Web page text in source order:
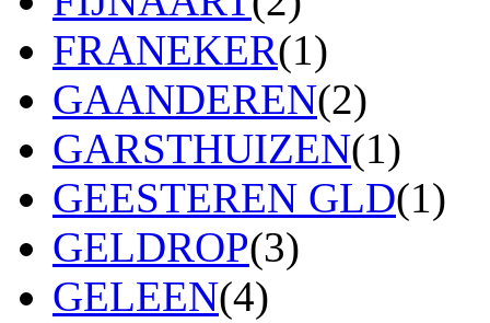
FRANEKER(1)
GAANDEREN(2)
GARSTHUIZEN(1)
GEESTEREN GLD(1)
GELDROP(3)
GELEEN(4)